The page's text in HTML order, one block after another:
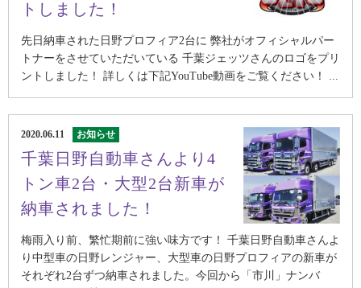
トしました！
先日納車された日野プロフィア2台に 弊社がオフィシャルパー
トナーをさせていただいている 千葉ジェッツさんのロゴをプリ
ントしました！ 詳しくは下記YouTube動画をご覧ください！ ...
2020.06.11 お知らせ
千葉日野自動車さんより4
トン車2台・大型2台新車が
納車されました！
梅雨入り前、繁忙期前に強い味方です！ 千葉日野自動車さんよ
り中型車の日野レンジャー、大型車の日野プロフィアの新車が
それぞれ2台ずつ納車されました。今回から「市川」ナンバ